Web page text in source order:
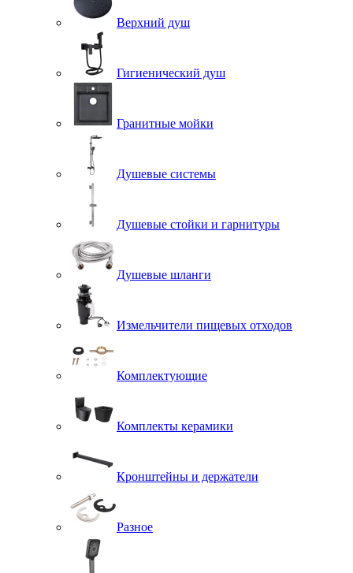
Верхний душ
Гигиенический душ
Гранитные мойки
Душевые системы
Душевые стойки и гарнитуры
Душевые шланги
Измельчители пищевых отходов
Комплектующие
Комплекты керамики
Кронштейны и держатели
Разное